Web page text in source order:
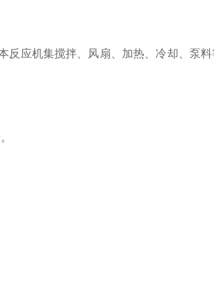
应机集搅拌、风扇、加热、冷却、泵料